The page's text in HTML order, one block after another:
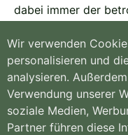
dabei immer der
Seit November 2016
der Umsetzung der
begleiten.
Wir verwenden
personalisieren und
analysieren.
Verwendung unserer
soziale Medien,
Partner führen diese